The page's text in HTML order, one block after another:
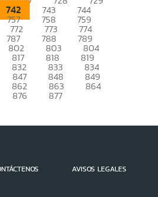
742 743 744
757 758 759
772 773 774
787 788 789
802 803 804
817 818 819
832 833 834
847 848 849
862 863 864
876 877
AVISOS LEGALES